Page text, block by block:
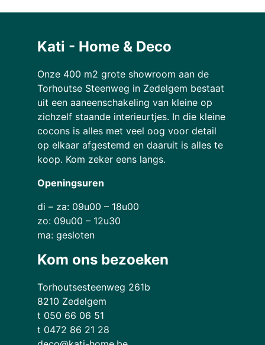
Kati - Home & Deco
Onze 400 m2 grote showroom aan de
Torhoutse Steenweg in Zedelgem bestaat
uit een aaneenschakeling van kleine op
zichzelf staande interieurtjes. In die kleine
cocons is alles met veel oog voor detail
op elkaar afgestemd en daaruit is alles te
koop. Kom zeker eens langs.
Openingsuren
di – za: 09u00 – 18u00
zo: 09u00 – 12u30
ma: gesloten
Kom ons bezoeken
Torhoutsesteenweg 261b
8210 Zedelgem
t 050 66 06 51
t 0472 86 21 28